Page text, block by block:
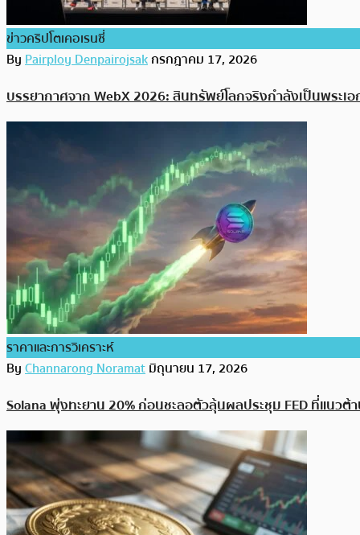
ข่าวคริปโตเคอเรนซี่
ByPairploy Denpairojsakกรกฎาคม 17, 2026
บรรยากาศจาก WebX 2026: สินทรัพย์โลกจริงกำลังเป็นพระเ
ราคาและการวิเคราะห์
ByChannarong Noramatมิถุนายน 17, 2026
Solana พุ่งทะยาน 20% ก่อนชะลอตัวลุ้นผลประชุม FED ที่แนว